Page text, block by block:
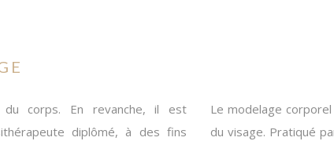
du corps. En revanche, il est
diplômé, à des fins
Le modelage
du visage. Pratiqué